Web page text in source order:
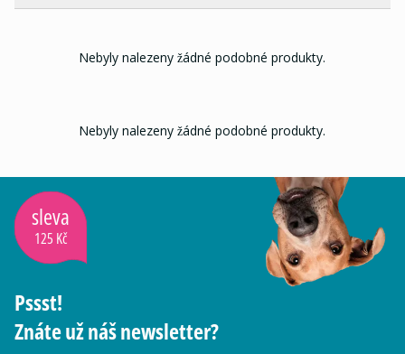
Nebyly nalezeny žádné podobné produkty.
Nebyly nalezeny žádné podobné produkty.
sleva
125 Kč
Pssst!
Znáte už náš newsletter?